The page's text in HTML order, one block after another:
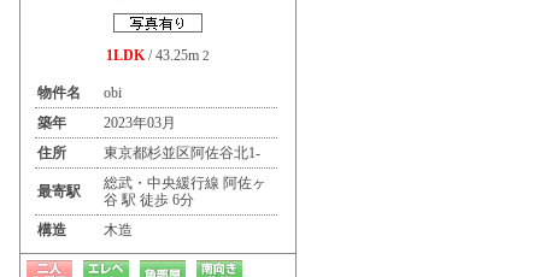
1LDK/ 43.25m 2
物件名
obi
築年
2023年03月
住所
東京都杉並区阿佐谷北1-
最寄駅
総武・中央緩行線 阿佐ヶ
谷 駅 徒歩 6分
構造
木造